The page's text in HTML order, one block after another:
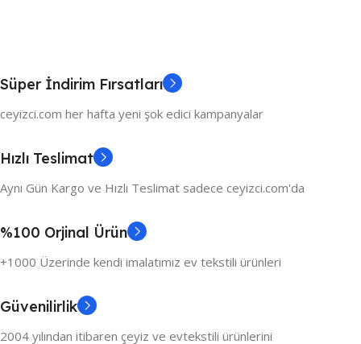
Süper İndirim Fırsatları
ceyizci.com her hafta yeni şok edici kampanyalar
Hızlı Teslimat
Aynı Gün Kargo ve Hızlı Teslimat sadece ceyizci.com'da
%100 Orjinal Ürün
+1000 Üzerinde kendi imalatımız ev tekstili ürünleri
Güvenilirlik
2004 yılından itibaren çeyiz ve evtekstili ürünlerini